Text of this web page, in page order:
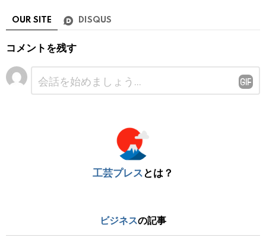
OUR SITE DISQUS
コメントを残す
工芸プレス とは？
ビジネスの記事